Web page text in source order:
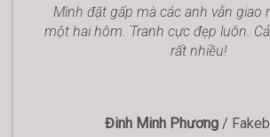
Mình đặt gấp mà các anh vẫn giao
một hai hôm. Tranh cực đẹp luôn.
rất nhiều!
Đinh Minh Phương /